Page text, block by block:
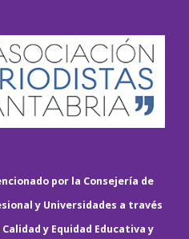
por la Consejería de
y Universidades a través
y Equidad Educativa y